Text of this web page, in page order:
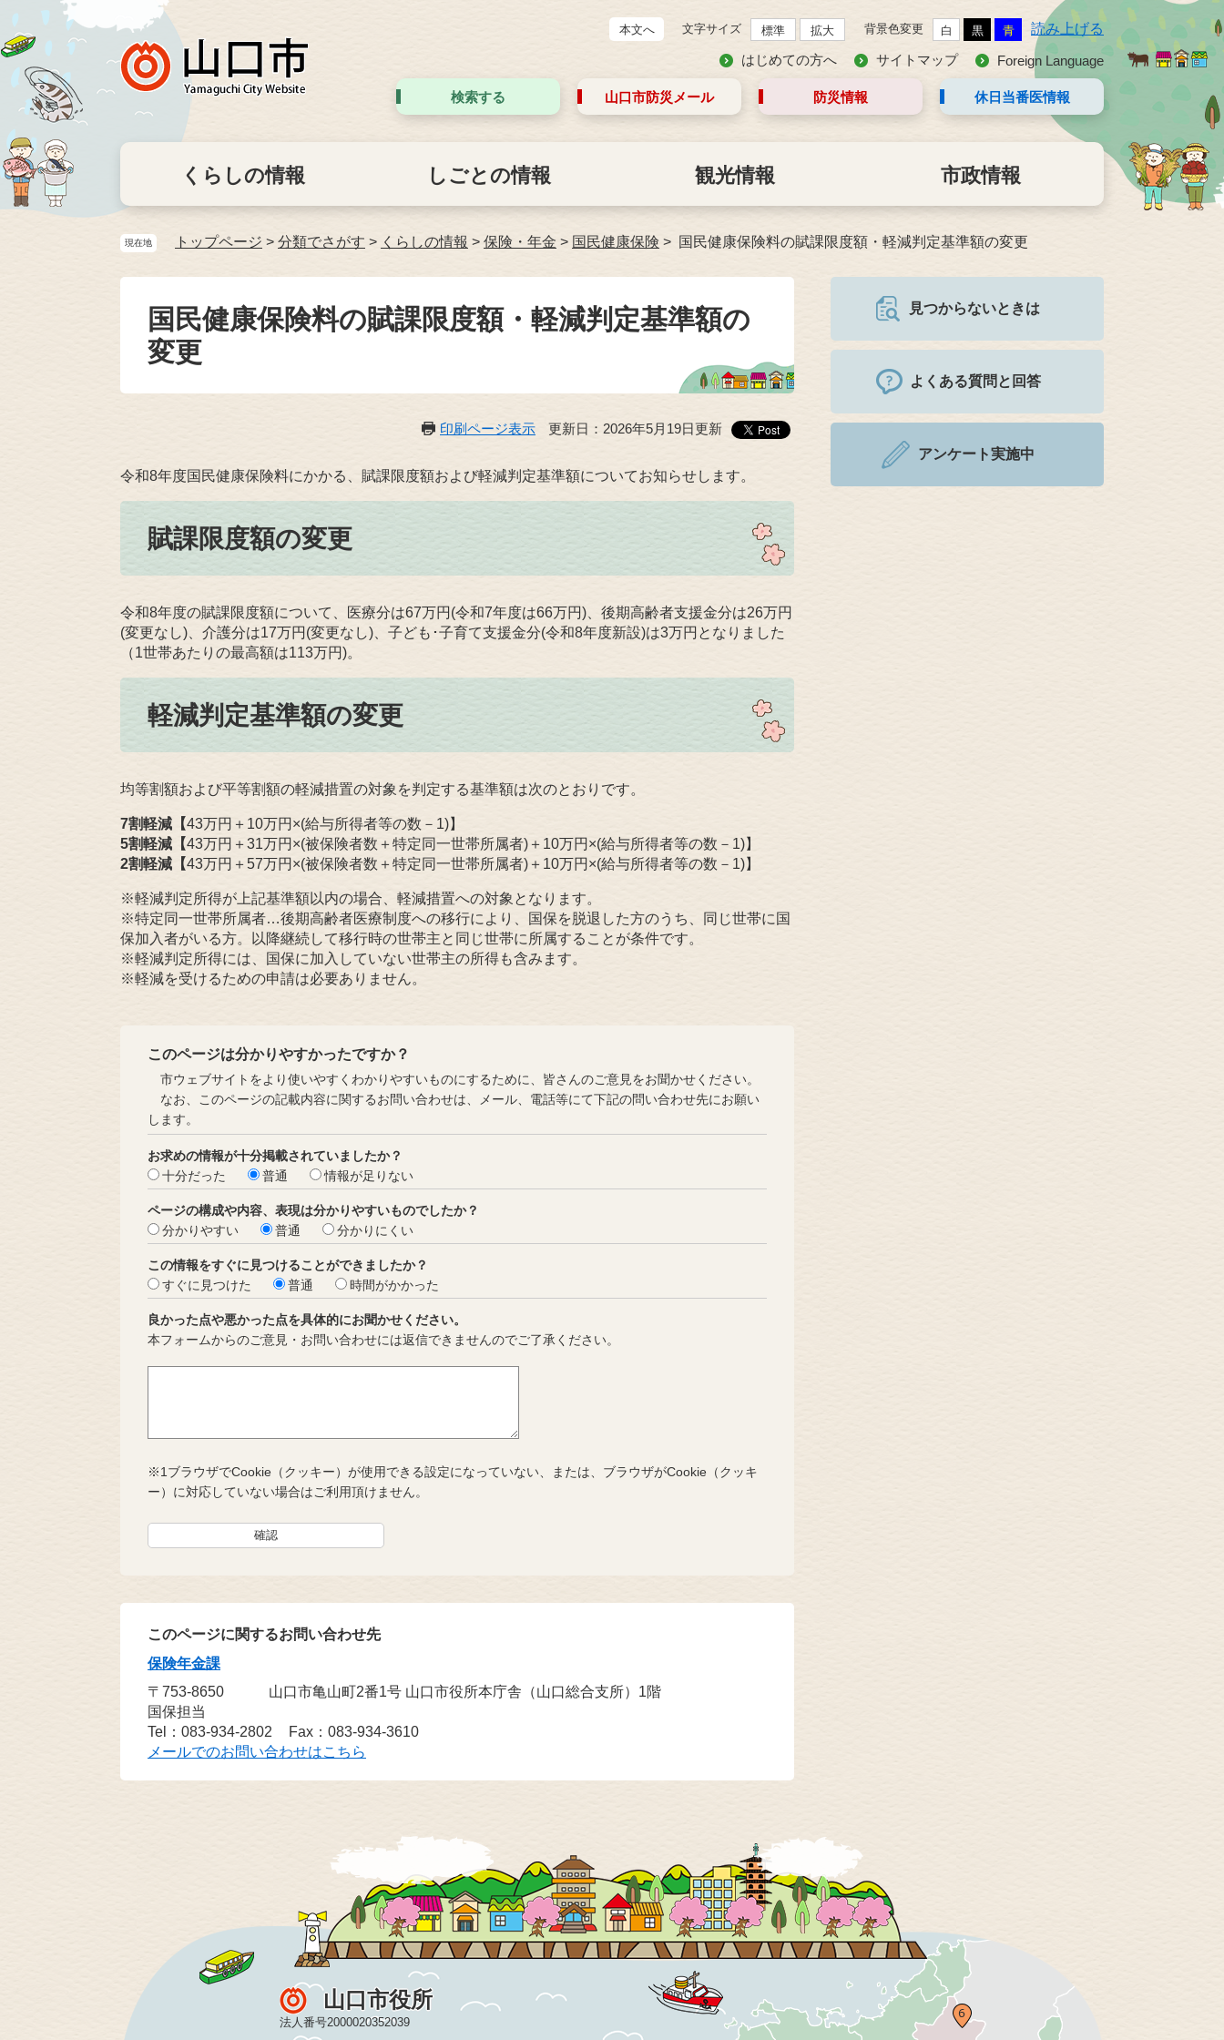
本文へ 文字サイズ 標準 拡大 背景色変更 白 黒 青 読み上げる
はじめての方へ サイトマップ Foreign Language
検索する 山口市防災 メール 防災情報 休日当番医情報
くらしの情報 しごとの情報 観光情報 市政情報
現在地 トップページ > 分類でさがす > くらしの情報 > 保険・年金 > 国民健康保険 国民健康保険料の賦課限度額・軽減判定基準額の変更
国民健康保険料の賦課限度額・軽減判定基準額の
変更
印刷ページ表示 更新日：2026年5月19日更新
​令和8年度国民健康保険料にかかる、賦課限度額および軽減判定基準額についてお知らせします。
賦課限度額の変更
令和8年度の賦課限度額について、医療分は67万円(令和7年度は66万円)、後期高齢者支援金分は26万円
(変更なし)、介護分は17万円(変更なし)、子ども･子育て支援金分(令和8年度新設)は3万円となりました
（1世帯あたりの最高額は113万円)。
軽減判定基準額の変更
均等割額および平等割額の軽減措置の対象を判定する基準額は次のとおりです。
7割軽減【43万円＋10万円×(給与所得者等の数－1)】
5割軽減【43万円＋31万円×(被保険者数＋特定同一世帯所属者)＋10万円×(給与所得者等の数－1)】
2割軽減【43万円＋57万円×(被保険者数＋特定同一世帯所属者)＋10万円×(給与所得者等の数－1)】
※軽減判定所得が上記基準額以内の場合、軽減措置への対象となります。
※特定同一世帯所属者…後期高齢者医療制度への移行により、国保を脱退した方のうち、同じ世帯に国
保加入者がいる方。以降継続して移行時の世帯主と同じ世帯に所属することが条件です。
※軽減判定所得には、国保に加入していない世帯主の所得も含みます。
※軽減を受けるための申請は必要ありません。
このページは分かりやすかったですか？
市ウェブサイトをより使いやすくわかりやすいものにするために、皆さんのご意見をお聞かせください。
なお、このページの記載内容に関するお問い合わせは、メール、電話等にて下記の問い合わせ先にお願い
します。
お求めの情報が十分掲載されていましたか？
十分だった
普通 情報が足りない
ページの構成や内容、表現は分かりやすいものでしたか？
分かりやすい
普通 分かりにくい
この情報をすぐに見つけることができましたか？
すぐに見つけた
普通 時間がかかった
良かった点や悪かった点を具体的にお聞かせください。
本フォームからのご意見・お問い合わせには返信できませんのでご了承ください。
※1ブラウザでCookie（クッキー）が使用できる設定になっていない、または、ブラウザがCookie（クッキ
ー）に対応していない場合はご利用頂けません。
このページに関するお問い合わせ先
保険年金課
〒753-8650
山口市亀山町2番1号 山口市役所本庁舎（山口総合支所）1階
国保担当
Tel：083-934-2802
Fax：083-934-3610
メールでのお問い合わせはこちら
見つからないときは
よくある質問と回答
アンケート実施中
山口市役所
法人番号2000020352039